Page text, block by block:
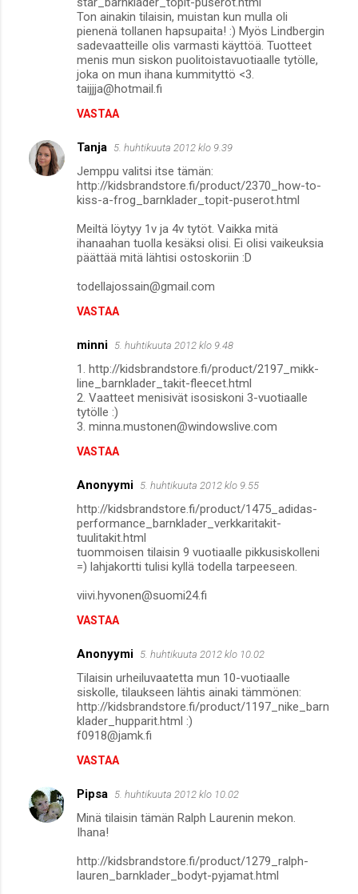
Ton ainakin tilaisin, muistan kun mulla oli
pienenä tollanen hapsupaita! :) Myös Lindbergin
sadevaatteille olis varmasti käyttöä. Tuotteet
menis mun siskon puolitoistavuotiaalle tytölle,
joka on mun ihana kummityttö <3.
taijjja@hotmail.fi
VASTAA
Tanja 5. huhtikuuta 2012 klo 9.39
Jemppu valitsi itse tämän:
http://kidsbrandstore.fi/product/2370_how-to-
kiss-a-frog_barnklader_topit-puserot.html
Meiltä löytyy 1v ja 4v tytöt. Vaikka mitä
ihanaahan tuolla kesäksi olisi. Ei olisi vaikeuksia
päättää mitä lähtisi ostoskoriin :D
todellajossain@gmail.com
VASTAA
minni 5. huhtikuuta 2012 klo 9.48
1. http://kidsbrandstore.fi/product/2197_mikk-
line_barnklader_takit-fleecet.html
2. Vaatteet menisivät isosiskoni 3-vuotiaalle
tytölle :)
3. minna.mustonen@windowslive.com
VASTAA
Anonyymi 5. huhtikuuta 2012 klo 9.55
http://kidsbrandstore.fi/product/1475_adidas-
performance_barnklader_verkkaritakit-
tuulitakit.html
tuommoisen tilaisin 9 vuotiaalle pikkusiskolleni
=) lahjakortti tulisi kyllä todella tarpeeseen.
viivi.hyvonen@suomi24.fi
VASTAA
Anonyymi 5. huhtikuuta 2012 klo 10.02
Tilaisin urheiluvaatetta mun 10-vuotiaalle
siskolle, tilaukseen lähtis ainaki tämmönen:
http://kidsbrandstore.fi/product/1197_nike_barn
klader_hupparit.html :)
f0918@jamk.fi
VASTAA
Pipsa 5. huhtikuuta 2012 klo 10.02
Minä tilaisin tämän Ralph Laurenin mekon.
Ihana!
http://kidsbrandstore.fi/product/1279_ralph-
lauren_barnklader_bodyt-pyjamat.html